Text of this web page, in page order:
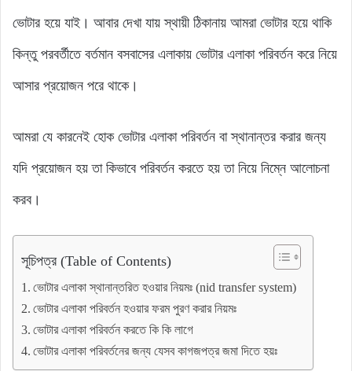
ভোটার হয়ে যাই। আবার দেখা যায় স্থায়ী ঠিকানায় আমরা ভোটার হয়ে থাকি
কিন্তু পরবর্তীতে বর্তমান বসবাসের এলাকায় ভোটার এলাকা পরিবর্তন করে নিয়ে
আসার প্রয়োজন পরে থাকে।
আমরা যে কারনেই হোক ভোটার এলাকা পরিবর্তন বা স্থানান্তর করার জন্য
যদি প্রয়োজন হয় তা কিভাবে পরিবর্তন করতে হয় তা নিয়ে নিম্নে আলোচনা
করব।
সূচিপত্র (Table of Contents)
ভোটার এলাকা স্থানান্তরিত হওয়ার নিয়মঃ (nid transfer system)
ভোটার এলাকা পরিবর্তন হওয়ার ফরম পুরণ করার নিয়মঃ
ভোটার এলাকা পরিবর্তন করতে কি কি লাগে
ভোটার এলাকা পরিবর্তনের জন্য যেসব কাগজপত্র জমা দিতে হয়ঃ